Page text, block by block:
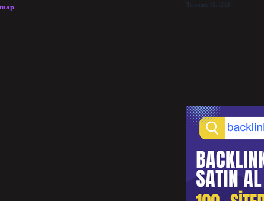
Temmuz 15, 2026